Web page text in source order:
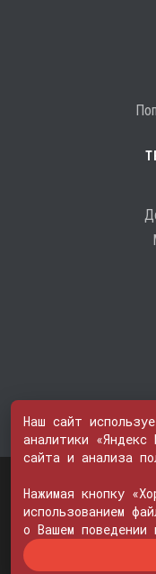
№ ФС 77 - 74600
© 2000—2026. Редакция
материалы,
использование
телеканала.
Наш сайт
аналитики «Яндекс
сайта и анализа
Нажимая кнопку
использованием
о Вашем поведении